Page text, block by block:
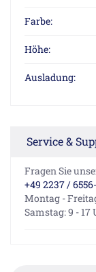
Farbe:
Höhe:
Ausladung:
Service &
Fragen Sie
+49 2237 /
Montag -
Samstag: 9 - 17